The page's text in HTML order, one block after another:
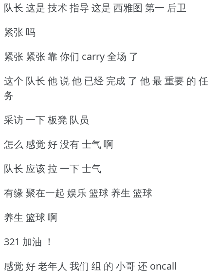
队长 这是 技术 指导 这是 西雅图 第一 后卫
紧张 吗
紧张 紧张 靠 你们 carry 全场 了
这个 队长 他 说 他 已经 完成 了 他 最 重要 的 任
务
采访 一下 板凳 队员
怎么 感觉 好 没有 士气 啊
队长 应该 拉 一下 士气
有缘 聚在一起 娱乐 篮球 养生 篮球
养生 篮球 啊
321 加油 ！
感觉 好 老年人 我们 组 的 小哥 还 oncall